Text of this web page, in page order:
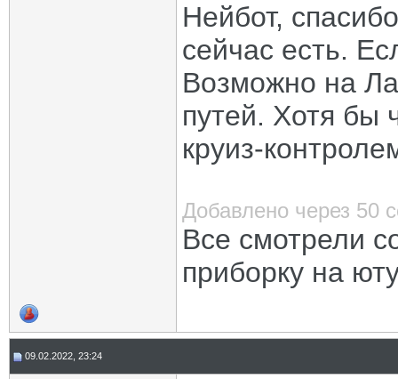
Нейбот,
сейчас есть.
Возможно на
путей. Хотя бы
круиз-
Добавлено через 50
Все смотрели
приборку на
09.02.2022, 23:24